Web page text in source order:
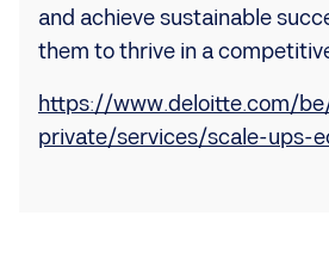
and achieve sustainable
them to thrive in a
https://www.deloitte.com/
private/services/scale-ups-